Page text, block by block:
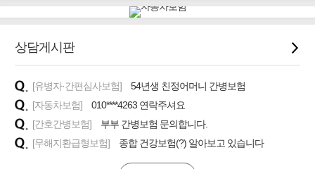
#노후대비 연금재테크!
#무해지 건강보험
#바뀌기전에 4세대 가입
상담게시판
[유병자·간편심사보험]
54년생 친정어머니 간병보험
[자동차보험]
010****4263 연락주셔요
[간호간병보험]
부부 간병보험 문의합니다.
[무해지환급형보험]
종합 건강보험(?) 알아보고 있습니다